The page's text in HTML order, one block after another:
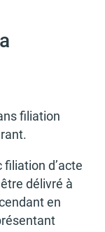
filia­tion
filia­tion d’acte
déli­vré à
en